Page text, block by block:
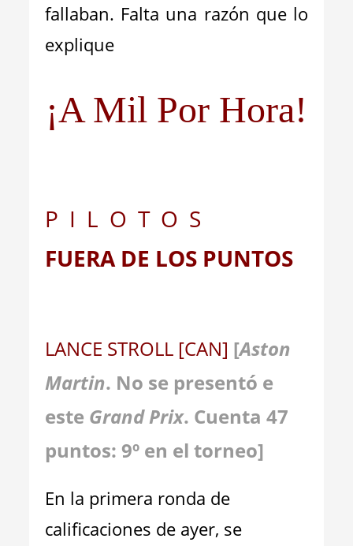
fallaban. Falta una razón que lo
explique
¡A Mil Por Hora!
P I L O T O S
FUERA DE LOS PUNTOS
LANCE STROLL [CAN] [Aston
Martin. No se presentó e
este Grand Prix. Cuenta 47
puntos: 9º en el torneo]
En la primera ronda de
calificaciones de ayer, se